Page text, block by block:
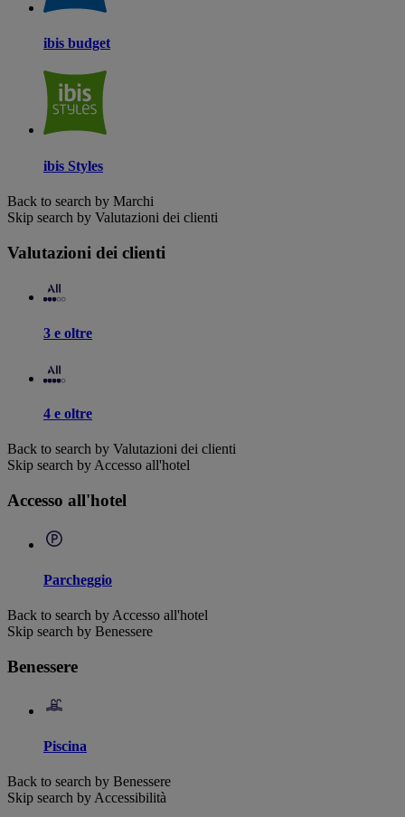
ibis budget
ibis Styles
Back to search by Marchi
Skip search by Valutazioni dei clienti
Valutazioni dei clienti
3 e oltre
4 e oltre
Back to search by Valutazioni dei clienti
Skip search by Accesso all'hotel
Accesso all'hotel
Parcheggio
Back to search by Accesso all'hotel
Skip search by Benessere
Benessere
Piscina
Back to search by Benessere
Skip search by Accessibilità